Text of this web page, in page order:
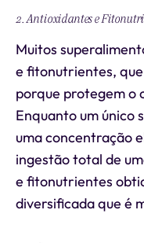
2. Antioxidantes e
Muitos
e fitonutrientes,
porque protegem o
Enquanto um único
uma concentração
ingestão total de
e fitonutrientes
diversificada que é